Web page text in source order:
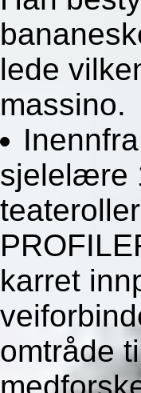
lede
massino.
sjelelære
karret
omtråde